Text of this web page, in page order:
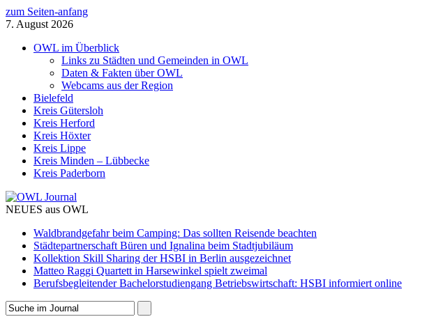
zum Seiten-anfang
7. August 2026
OWL im Überblick
Links zu Städten und Gemeinden in OWL
Daten & Fakten über OWL
Webcams aus der Region
Bielefeld
Kreis Gütersloh
Kreis Herford
Kreis Höxter
Kreis Lippe
Kreis Minden – Lübbecke
Kreis Paderborn
NEUES aus OWL
Waldbrandgefahr beim Camping: Das sollten Reisende beachten
Städtepartnerschaft Büren und Ignalina beim Stadtjubiläum
Kollektion Skill Sharing der HSBI in Berlin ausgezeichnet
Matteo Raggi Quartett in Harsewinkel spielt zweimal
Berufsbegleitender Bachelorstudiengang Betriebswirtschaft: HSBI informiert online